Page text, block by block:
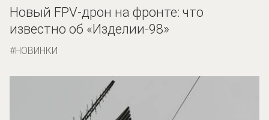
Новый FPV-дрон на фронте: что
известно об «Изделии-98»
НОВИНКИ